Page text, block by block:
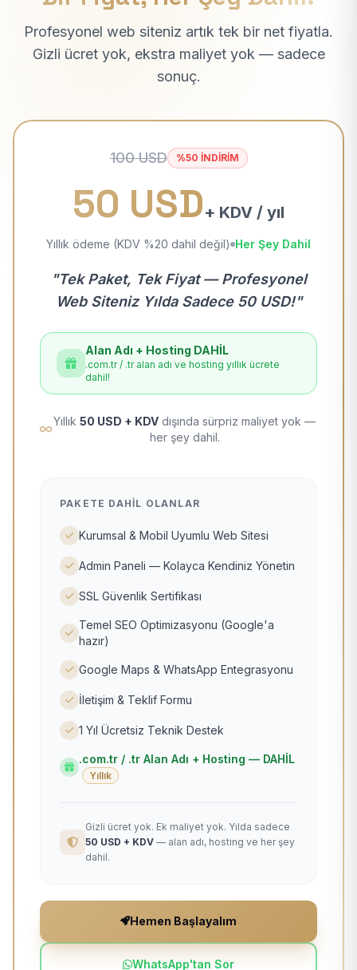
Profesyonel web siteniz artık tek bir net fiyatla.
Gizli ücret yok, ekstra maliyet yok — sadece
sonuç.
100 USD %50 İNDİRİM
50 USD+ KDV / yıl
Yıllık ödeme (KDV %20 dahil değil) Her Şey Dahil
"Tek Paket, Tek Fiyat — Profesyonel
Web Siteniz Yılda Sadece 50 USD!"
Alan Adı + Hosting DAHİL
.com.tr / .tr alan adı ve hosting yıllık ücrete
dahil!
Yıllık 50 USD + KDV dışında sürpriz maliyet yok —
her şey dahil.
PAKETE DAHIL OLANLAR
Kurumsal & Mobil Uyumlu Web Sitesi
Admin Paneli — Kolayca Kendiniz Yönetin
SSL Güvenlik Sertifikası
Temel SEO Optimizasyonu (Google'a
hazır)
Google Maps & WhatsApp Entegrasyonu
İletişim & Teklif Formu
1 Yıl Ücretsiz Teknik Destek
.com.tr / .tr Alan Adı + Hosting — DAHİL
Yıllık
Gizli ücret yok. Ek maliyet yok. Yılda sadece
50 USD + KDV — alan adı, hosting ve her şey
dahil.
Hemen Başlayalım
WhatsApp'tan Sor